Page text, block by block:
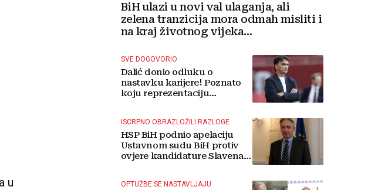
u
BiH ulazi u novi val ulaganja, ali
zelena tranzicija mora odmah misliti i
na kraj životnog vijeka
SVE DOGOVORIO
Dalić donio odluku o
nastavku karijere! Poznato
koju reprezentaciju
ISCRPNO OBRAZLOŽILI RAZLOGE
HSP BiH podnio apelaciju
Ustavnom sudu BiH protiv
ovjere kandidature Slavena
OPTUŽBE SE NASTAVLJAJU